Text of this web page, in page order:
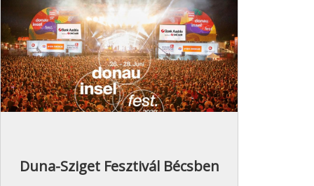
Duna-Sziget Fesztivál Bécsben